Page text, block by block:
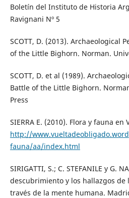
Boletín del Instituto de Historia
Ravignani Nº 5
SCOTT, D. (2013). Archaeological
of the Little Bighorn. Norman.
SCOTT, D. et al (1989).
Battle of the Little Bighorn.
Press
SIERRA E. (2010). Flora y fauna
http://
fauna/aa/index.html
SIRIGATTI, S.; C. STEFANILE y G.
descubrimiento y los hallazgos de
través de la mente humana.